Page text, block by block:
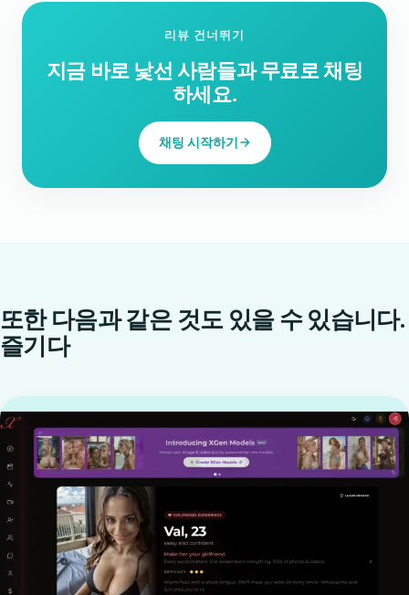
리뷰 건너뛰기
지금 바로 낯선 사람들과 무료로 채팅
하세요.
채팅 시작하기
또한 다음과 같은 것도 있을 수 있습니다.
즐기다